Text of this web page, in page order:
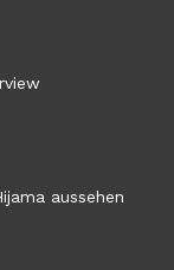
aussehen